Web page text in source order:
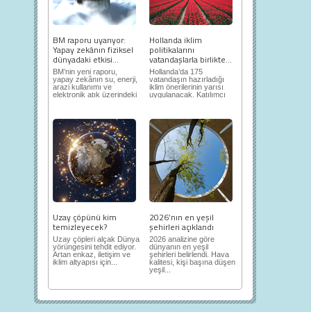
BM raporu uyarıyor:
Yapay zekânın fiziksel
dünyadaki etkisi...
BM’nin yeni raporu,
yapay zekânın su, enerji,
arazi kullanımı ve
elektronik atık üzerindeki
Hollanda iklim
politikalarını
vatandaşlarla birlikte...
Hollanda’da 175
vatandaşın hazırladığı
iklim önerilerinin yarısı
uygulanacak. Katılımcı
Uzay çöpünü kim
temizleyecek?
Uzay çöpleri alçak Dünya
yörüngesini tehdit ediyor.
Artan enkaz, iletişim ve
iklim altyapısı için...
2026’nın en yeşil
şehirleri açıklandı
2026 analizine göre
dünyanın en yeşil
şehirleri belirlendi. Hava
kalitesi, kişi başına düşen
yeşil...